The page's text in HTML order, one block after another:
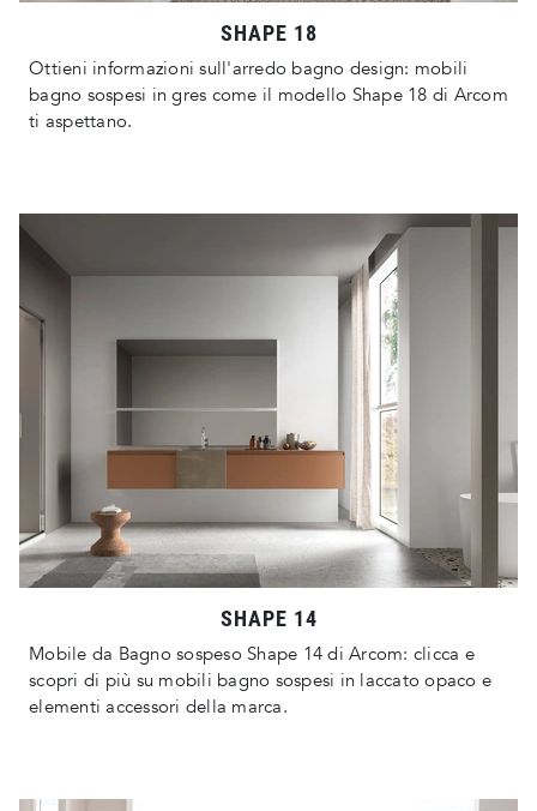
SHAPE 18
Ottieni informazioni sull'arredo bagno design: mobili
bagno sospesi in gres come il modello Shape 18 di Arcom
ti aspettano.
SHAPE 14
Mobile da Bagno sospeso Shape 14 di Arcom: clicca e
scopri di più su mobili bagno sospesi in laccato opaco e
elementi accessori della marca.